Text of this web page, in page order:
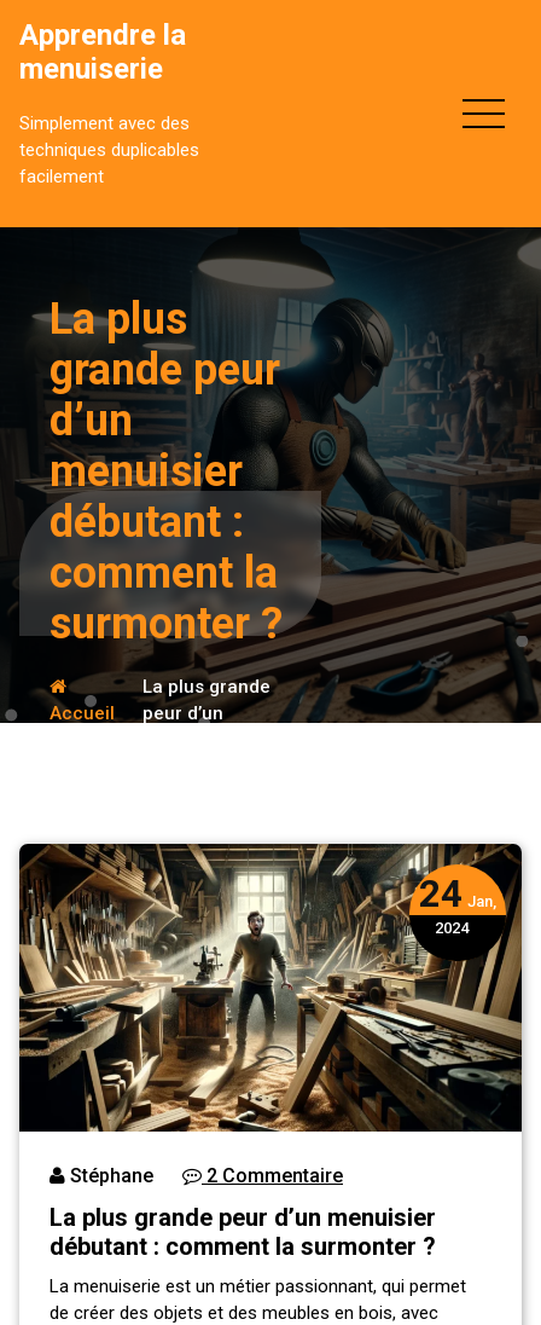
contenu
Apprendre la
menuiserie
Simplement avec des
techniques duplicables
facilement
La plus
grande peur
d’un
menuisier
débutant :
comment la
surmonter ?
Accueil
La plus grande
peur d’un
24 Jan,
2024
Stéphane 2 Commentaire
La plus grande peur d’un menuisier
débutant : comment la surmonter ?
La menuiserie est un métier passionnant, qui permet
de créer des objets et des meubles en bois, avec